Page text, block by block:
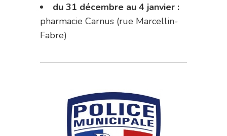
du 31 décembre au 4 janvier :
pharmacie Carnus (rue Marcellin-
Fabre)